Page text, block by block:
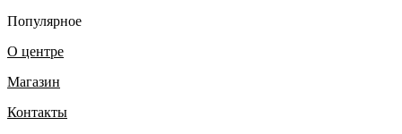
Популярное
О центре
Магазин
Контакты